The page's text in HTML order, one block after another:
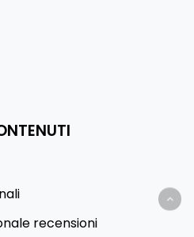
recensioni